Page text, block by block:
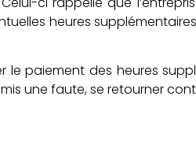
heures
le paiement des heures
une faute, se retourner